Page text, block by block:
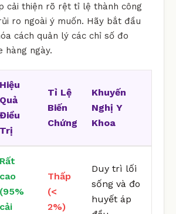
cải thiện rõ rệt tỉ lệ thành công
ro ngoài ý muốn. Hãy bắt đầu
cách quản lý các chỉ số đo
hàng ngày.
Hiệu
Quả
Điều
Trị
Tỉ Lệ
Biến
Chứng
Khuyến
Nghị Y
Khoa
Rất
cao
(95%
cải
Thấp
(<
2%)
Duy trì lối
sống và đo
huyết áp